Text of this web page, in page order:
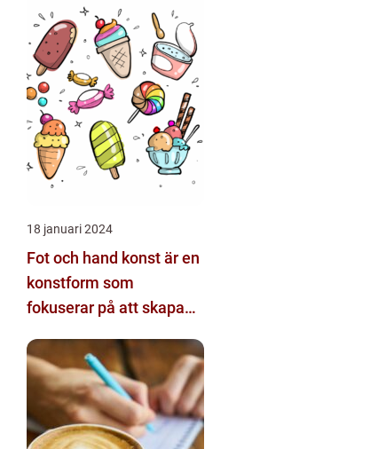
18 januari 2024
Fot och hand konst är en
konstform som
fokuserar på att skapa
använda fötter och
händer istället för mer
traditionella verktyg som
penslar eller verktyg